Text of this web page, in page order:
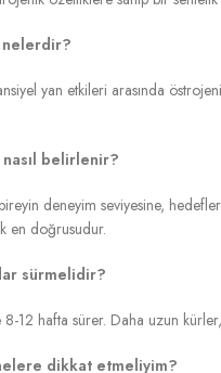
nelerdir?
yan etkileri arasında
belirlenir?
deneyim seviyesine,
en doğrusudur.
sürmelidir?
12 hafta sürer. Daha uzun kürler,
dikkat etmeliyim?